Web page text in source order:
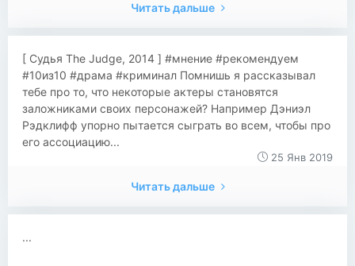
Читать дальше
[ Судья The Judge, 2014 ] #мнение #рекомендуем
#10из10 #драма #криминал Помнишь я рассказывал
тебе про то, что некоторые актеры становятся
заложниками своих персонажей? Например Дэниэл
Рэдклифф упорно пытается сыграть во всем, чтобы про
его ассоциацию...
25 Янв 2019
Читать дальше
...